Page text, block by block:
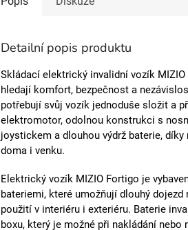
Detailní popis produktu
Skládací elektrický invalidní vozík MIZIO
hledají komfort, bezpečnost a
potřebují svůj vozík jednoduše složit a
elektromotor, odolnou konstrukci s
joystickem a dlouhou výdrž baterie, díky
doma i venku.
Elektrický vozík MIZIO Fortigo je
bateriemi, které umožňují dlouhý dojezd
použití v interiéru i exteriéru. Baterie
boxu, který je možné při nakládání